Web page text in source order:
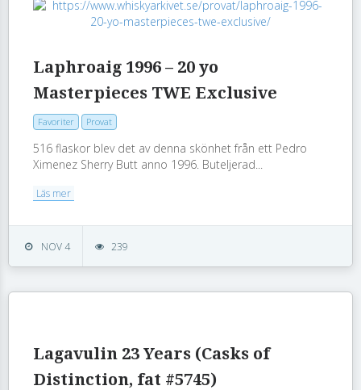
Laphroaig 1996 – 20 yo
Masterpieces TWE Exclusive
Favoriter Provat
516 flaskor blev det av denna skönhet från ett Pedro
Ximenez Sherry Butt anno 1996. Buteljerad...
Läs mer
NOV 4 239
Lagavulin 23 Years (Casks of
Distinction, fat #5745)